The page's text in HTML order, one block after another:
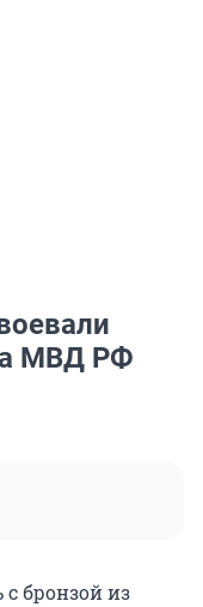
МВД РФ
бронзой из